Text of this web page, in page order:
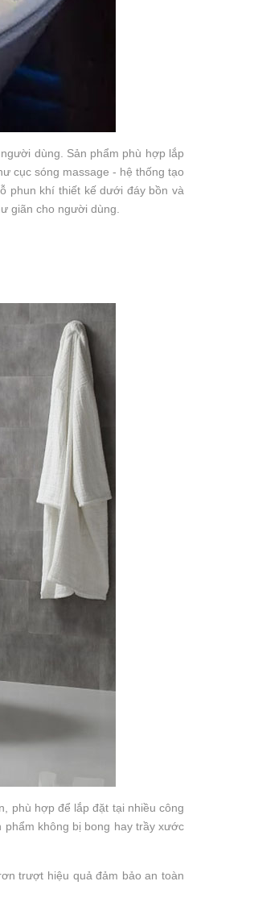
dùng. Sản phẩm phù hợp lắp
cục sóng massage - hệ thống tạo
phun khí thiết kế dưới đáy bồn và
giãn cho người dùng.
phù hợp để lắp đặt tại nhiều công
không bị bong hay trầy xước
trượt hiệu quả đảm bảo an toàn